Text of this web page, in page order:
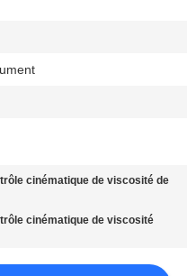
cinématique de viscosité de
cinématique de viscosité